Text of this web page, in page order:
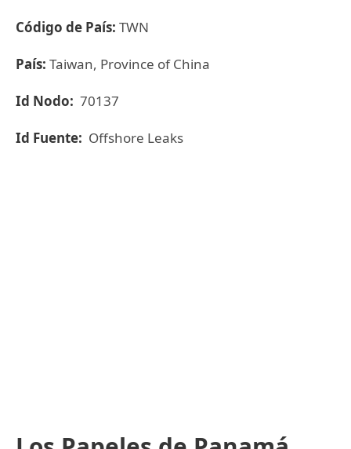
Código de País: TWN
País: Taiwan, Province of China
Id Nodo: 70137
Id Fuente: Offshore Leaks